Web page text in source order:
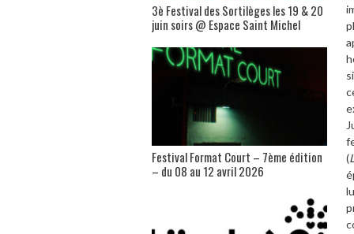
(
3è Festival des Sortilèges les 19 & 20
juin soirs @ Espace Saint Michel
Festival Format Court – 7ème édition
– du 08 au 12 avril 2026